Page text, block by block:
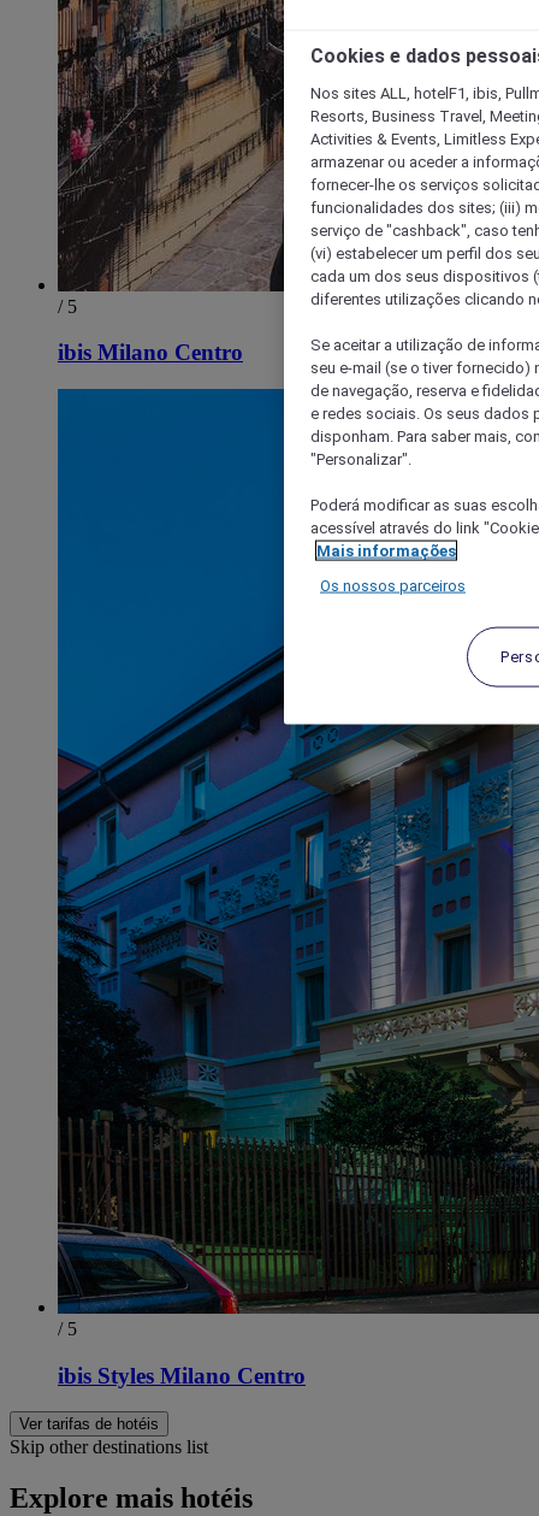
/ 5
ibis Milano Centro
/ 5
ibis Styles Milano Centro
Ver tarifas de hotéis
Skip other destinations list
Explore mais hotéis
Cookies e dados
Nos sites ALL, hotelF1, ibis,
Resorts, Business Travel,
Activities & Events, Limitless
armazenar ou aceder a
fornecer-lhe os serviços
funcionalidades dos sites; (iii)
serviço de "cashback", caso
(vi) estabelecer um perfil dos
cada um dos seus dispositivos
diferentes utilizações clicando
Se aceitar a utilização de
seu e-mail (se o tiver
de navegação, reserva e
e redes sociais. Os seus dados
disponham. Para saber mais,
"Personalizar".
Poderá modificar as suas
acessível através do link
Mais informações
Os nossos parceiros